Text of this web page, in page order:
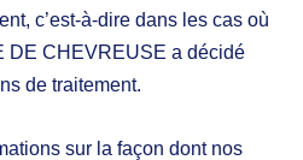
c’est-à-dire dans les cas où
DE CHEVREUSE a décidé
de traitement.
sur la façon dont nos